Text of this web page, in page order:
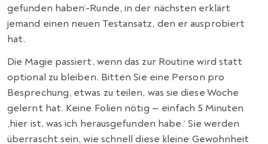
gefunden haben‘-Runde, in der nächsten erklärt
jemand einen neuen Testansatz, den er ausprobiert
hat.
Die Magie passiert, wenn das zur Routine wird statt
optional zu bleiben. Bitten Sie eine Person pro
Besprechung, etwas zu teilen, was sie diese Woche
gelernt hat. Keine Folien nötig — einfach 5 Minuten
‚hier ist, was ich herausgefunden habe.‘ Sie werden
überrascht sein, wie schnell diese kleine Gewohnheit